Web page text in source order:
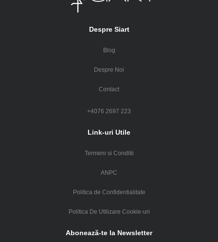
Despre Siart
Blog
Despre Noi
Contact
+4076 2697 223
Link-uri Utile
Termeni si Conditii
ANPC
Politica de Confidentialitate
Politica De Utilizare Cookie-uri
Abonează-te la Newsletter